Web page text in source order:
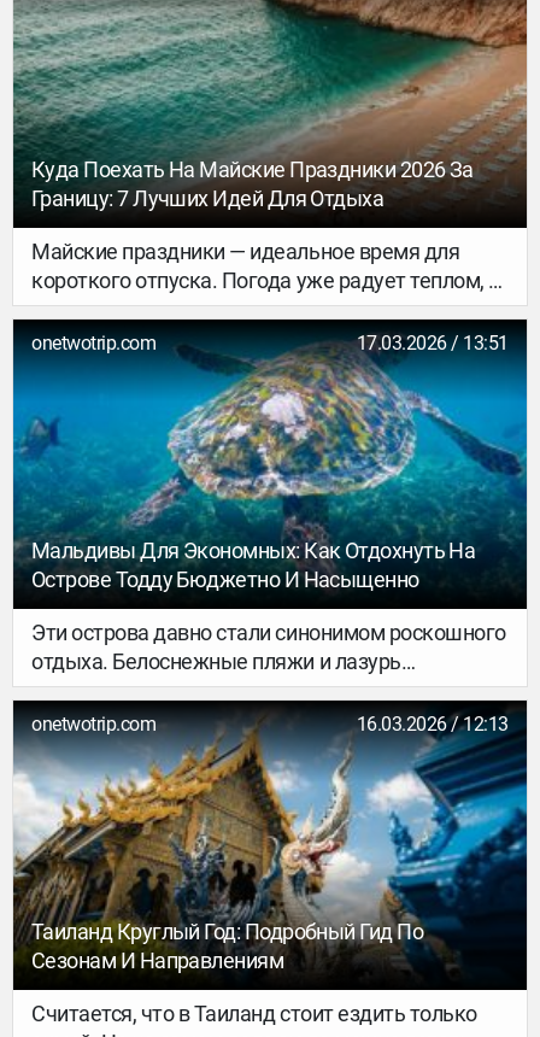
привычный ритм.
Куда Поехать На Майские Праздники 2026 За
Границу: 7 Лучших Идей Для Отдыха
Майские праздники — идеальное время для
короткого отпуска. Погода уже радует теплом, а
наплыв туристов и высокие летние цены ещё не
так заметны. Если вы думаете, куда поехать на
майские праздники 2026 за границу, мы
подготовили список из семи проверенных
направлений, где ваш отдых пройдёт
максимально комфортно.
onetwotrip.com 17.03.2026 / 13:51
Мальдивы Для Экономных: Как Отдохнуть На
Острове Тодду Бюджетно И Насыщенно
Эти острова давно стали синонимом роскошного
отдыха. Белоснежные пляжи и лазурь
Индийского океана манят путешественников со
всего мира, но высокие цены часто становятся
главной преградой для отпуска мечты.
onetwotrip.com 16.03.2026 / 12:13
Таиланд Круглый Год: Подробный Гид По
Сезонам И Направлениям
Считается, что в Таиланд стоит ездить только